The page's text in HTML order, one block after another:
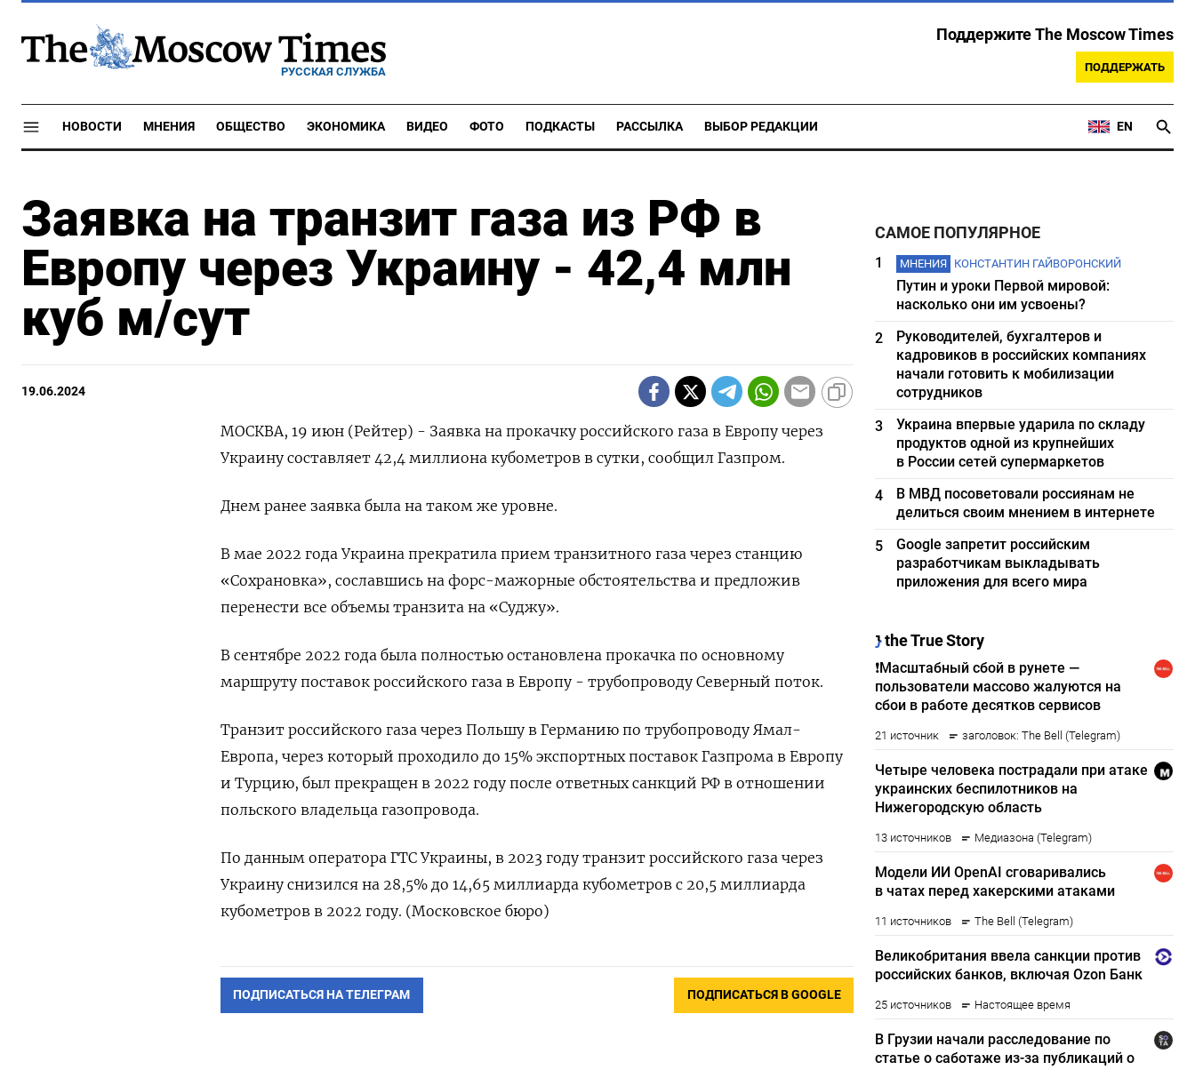
РУССКАЯ СЛУЖБА
Поддержите The Moscow Times
ПОДДЕРЖАТЬ
НОВОСТИ МНЕНИЯ ОБЩЕСТВО ЭКОНОМИКА ВИДЕО ФОТО ПОДКАСТЫ РАССЫЛКА ВЫБОР РЕДАКЦИИ EN
Заявка на транзит газа из РФ в
Европу через Украину - 42,4 млн
куб м/сут
19.06.2024
МОСКВА, 19 июн (Рейтер) - Заявка на прокачку российского газа в Европу через
Украину составляет 42,4 миллиона кубометров в сутки, сообщил Газпром.
Днем ранее заявка была на таком же уровне.
В мае 2022 года Украина прекратила прием транзитного газа через станцию
«Сохрановка», сославшись на форс-мажорные обстоятельства и предложив
перенести все объемы транзита на «Суджу».
В сентябре 2022 года была полностью остановлена прокачка по основному
маршруту поставок российского газа в Европу - трубопроводу Северный поток.
Транзит российского газа через Польшу в Германию по трубопроводу Ямал-
Европа, через который проходило до 15% экспортных поставок Газпрома в Европу
и Турцию, был прекращен в 2022 году после ответных санкций РФ в отношении
польского владельца газопровода.
По данным оператора ГТС Украины, в 2023 году транзит российского газа через
Украину снизился на 28,5% до 14,65 миллиарда кубометров с 20,5 миллиарда
кубометров в 2022 году. (Московское бюро)
ПОДПИСАТЬСЯ НА ТЕЛЕГРАМ ПОДПИСАТЬСЯ В GOOGLE
САМОЕ ПОПУЛЯРНОЕ
1 МНЕНИЯ КОНСТАНТИН ГАЙВОРОНСКИЙ
Путин и уроки Первой мировой:
насколько они им усвоены?
2
Руководителей, бухгалтеров и
кадровиков в российских компаниях
начали готовить к мобилизации
сотрудников
3
Украина впервые ударила по складу
продуктов одной из крупнейших
в России сетей супермаркетов
4
В МВД посоветовали россиянам не
делиться своим мнением в интернете
5
Google запретит российским
разработчикам выкладывать
приложения для всего мира